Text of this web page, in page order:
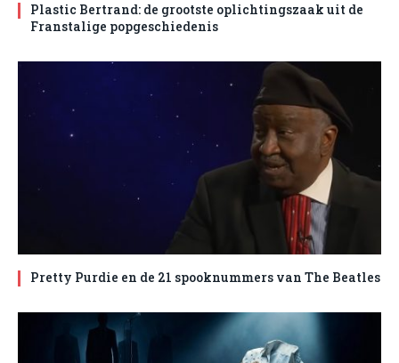
Plastic Bertrand: de grootste oplichtingszaak uit de
Franstalige popgeschiedenis
Pretty Purdie en de 21 spooknummers van The Beatles